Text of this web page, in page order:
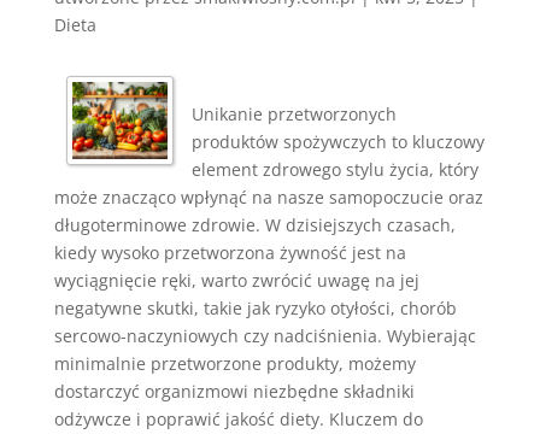
Dieta
Unikanie przetworzonych
produktów spożywczych to kluczowy
element zdrowego stylu życia, który
może znacząco wpłynąć na nasze samopoczucie oraz
długoterminowe zdrowie. W dzisiejszych czasach,
kiedy wysoko przetworzona żywność jest na
wyciągnięcie ręki, warto zwrócić uwagę na jej
negatywne skutki, takie jak ryzyko otyłości, chorób
sercowo-naczyniowych czy nadciśnienia. Wybierając
minimalnie przetworzone produkty, możemy
dostarczyć organizmowi niezbędne składniki
odżywcze i poprawić jakość diety. Kluczem do